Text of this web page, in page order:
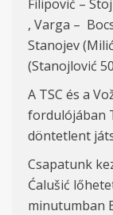
Filipović –
, Varga –
Stanojev
(Stanojlović
A TSC és a
fordulójában
döntetlent
Csapatunk
Ćalušić
minutumban